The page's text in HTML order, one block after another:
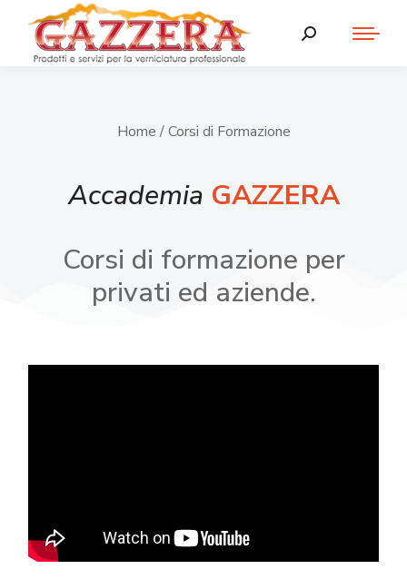
Home / Corsi di Formazione
Accademia GAZZERA
Corsi di formazione per
privati ed aziende.